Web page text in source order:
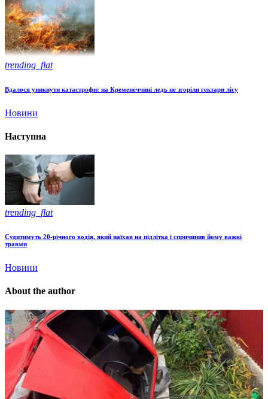
trending_flat
Вдалося уникнути катастрофи: на Кременеччині ледь не згоріли гектари лісу
Новини
Наступна
trending_flat
Судитимуть 20-річного водія, який наїхав на підлітка і спричинив йому важкі
травми
Новини
About the author